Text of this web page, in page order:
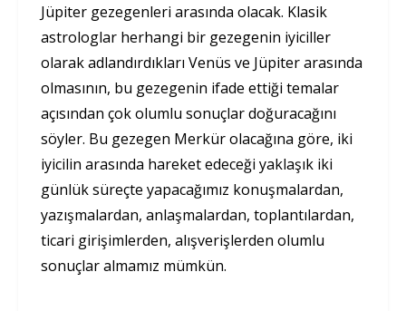
Jüpiter gezegenleri arasında olacak. Klasik
astrologlar herhangi bir gezegenin iyiciller
olarak adlandırdıkları Venüs ve Jüpiter arasında
olmasının, bu gezegenin ifade ettiği temalar
açısından çok olumlu sonuçlar doğuracağını
söyler. Bu gezegen Merkür olacağına göre, iki
iyicilin arasında hareket edeceği yaklaşık iki
günlük süreçte yapacağımız konuşmalardan,
yazışmalardan, anlaşmalardan, toplantılardan,
ticari girişimlerden, alışverişlerden olumlu
sonuçlar almamız mümkün.